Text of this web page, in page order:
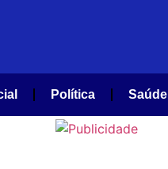
Política Saúde